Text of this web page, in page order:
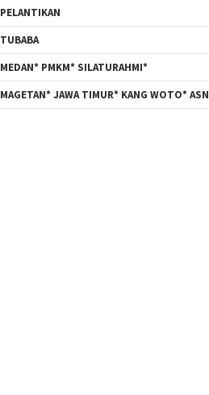
PELANTIKAN
TUBABA
MEDAN* PMKM* SILATURAHMI*
MAGETAN* JAWA TIMUR* KANG WOTO* ASN